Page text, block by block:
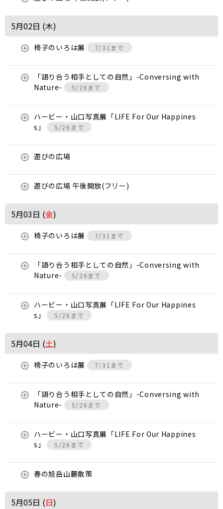
5月02日 (木)
椅子のいろは展 7/31まで
「語り合う相手としての自然」-Conversing with
Nature-
5/26まで
ハービー・山口写真展「LIFE For Our Happines
s」
5/26まで
遊びの広場
遊びの広場 午後開放(フリー)
5月03日 (金)
椅子のいろは展 7/31まで
「語り合う相手としての自然」-Conversing with
Nature-
5/26まで
ハービー・山口写真展「LIFE For Our Happines
s」
5/26まで
5月04日 (土)
椅子のいろは展 7/31まで
「語り合う相手としての自然」-Conversing with
Nature-
5/26まで
ハービー・山口写真展「LIFE For Our Happines
s」
5/26まで
春の旭岳山麓散策
5月05日 (日)